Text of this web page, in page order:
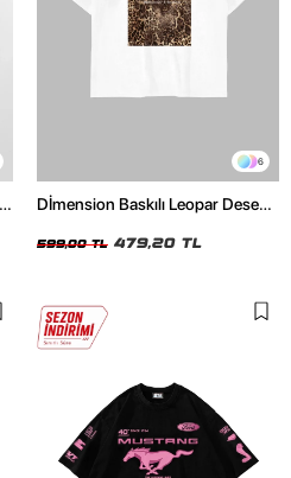
6
Dİmension Baskılı Leopar Desenli
Tshirt
599,00 TL 479,20 TL